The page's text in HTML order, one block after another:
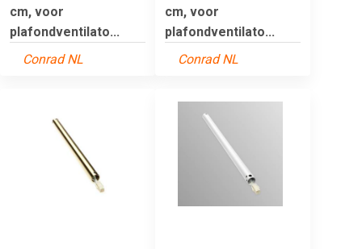
cm, voor
plafondventilato...
Conrad NL
cm, voor
plafondventilato...
Conrad NL